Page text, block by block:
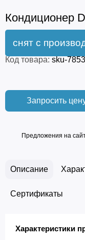
Кондиционер
Код товара: sku-7853
Запросить
Предложения на
Описание
Сертификаты
Характеристики